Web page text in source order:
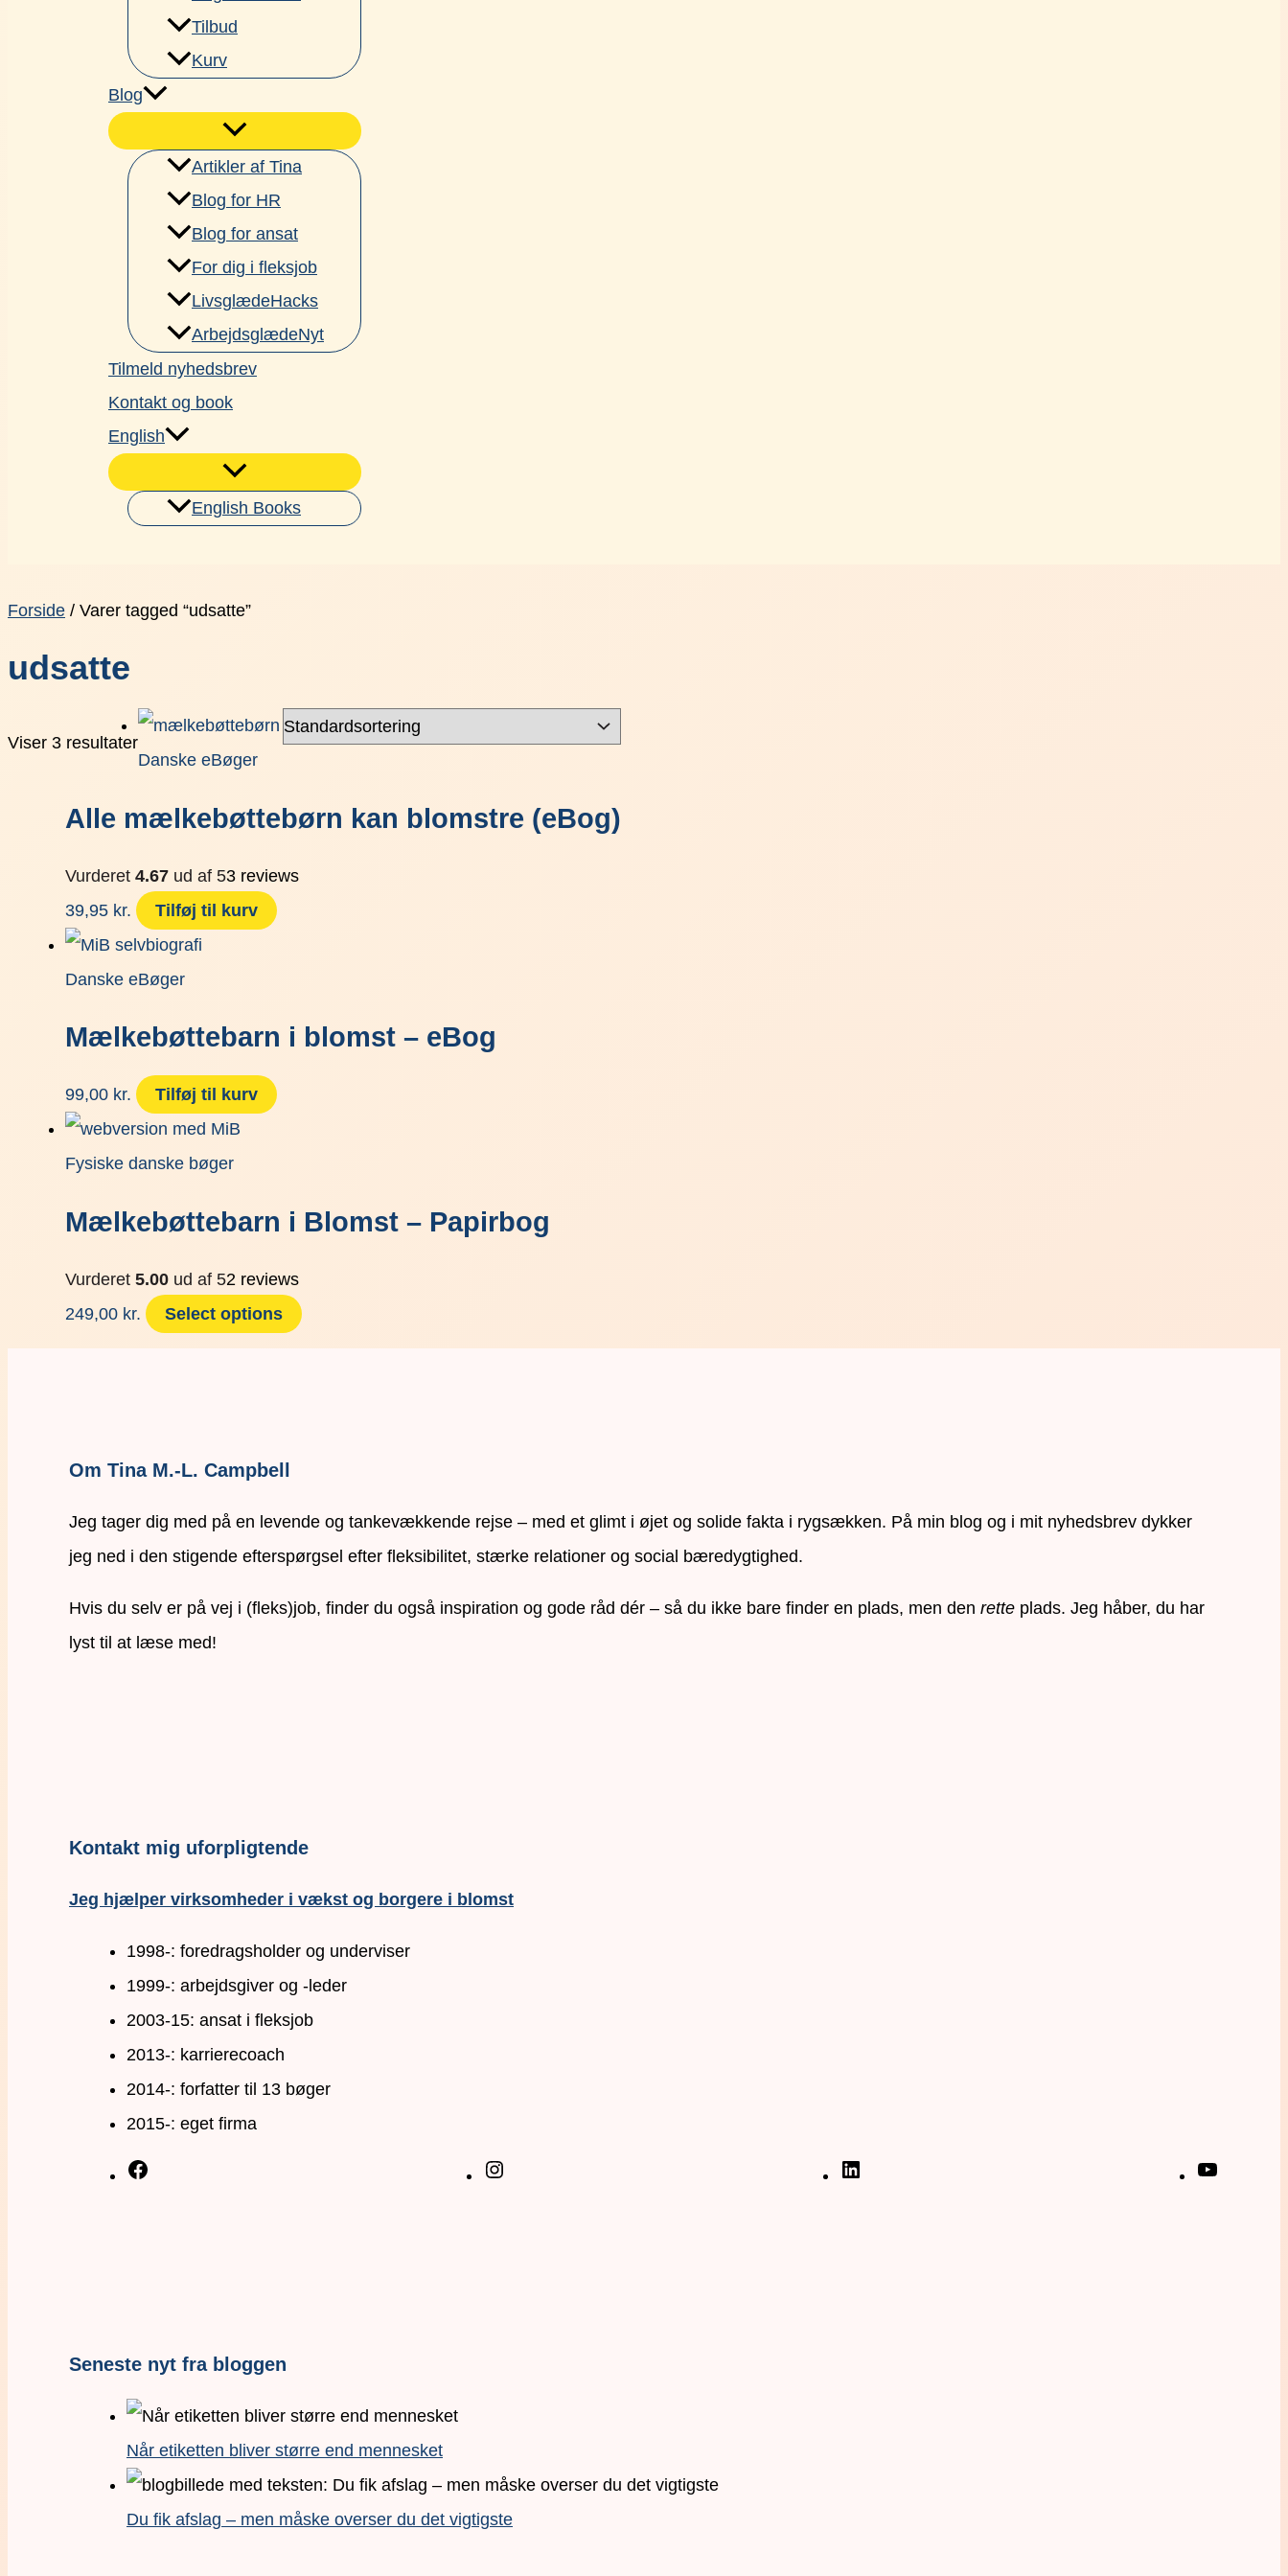
Tilbud
Kurv
Blog
Artikler af Tina
Blog for HR
Blog for ansat
For dig i fleksjob
LivsglædeHacks
ArbejdsglædeNyt
Tilmeld nyhedsbrev
Kontakt og book
English
English Books
Forside / Varer tagged “udsatte”
udsatte
Viser 3 resultater
Danske eBøger
Alle mælkebøttebørn kan blomstre (eBog)
Vurderet 4.67 ud af 53 reviews
39,95 kr. Tilføj til kurv
Danske eBøger
Mælkebøttebarn i blomst – eBog
99,00 kr. Tilføj til kurv
Fysiske danske bøger
Mælkebøttebarn i Blomst – Papirbog
Vurderet 5.00 ud af 52 reviews
249,00 kr. Select options
Om Tina M.-L. Campbell
Jeg tager dig med på en levende og tankevækkende rejse – med et glimt i øjet og solide fakta i rygsækken. På min blog og i mit nyhedsbrev dykker
jeg ned i den stigende efterspørgsel efter fleksibilitet, stærke relationer og social bæredygtighed.
Hvis du selv er på vej i (fleks)job, finder du også inspiration og gode råd dér – så du ikke bare finder en plads, men den rette plads. Jeg håber, du har
lyst til at læse med!
Kontakt mig uforpligtende
Jeg hjælper virksomheder i vækst og borgere i blomst
1998-: foredragsholder og underviser
1999-: arbejdsgiver og -leder
2003-15: ansat i fleksjob
2013-: karrierecoach
2014-: forfatter til 13 bøger
2015-: eget firma
Seneste nyt fra bloggen
Når etiketten bliver større end mennesket
Du fik afslag – men måske overser du det vigtigste